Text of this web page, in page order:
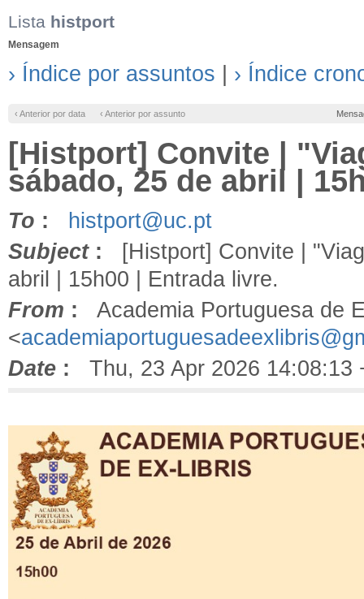
Lista histport
Mensagem
› Índice por assuntos › Índice
‹ Anterior por data ‹ Anterior por assunto
[Histport] Convite |
sábado, 25 de abril |
To :
histport@uc.pt
Subject: [Histport] Convite |
abril | 15h00 | Entrada livre.
From : Academia Portuguesa de
<
Date : Thu, 23 Apr 2026 14:08:13